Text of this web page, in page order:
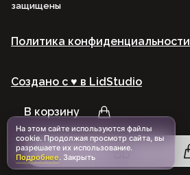
В корзину
защищены
Политика конфиденциальности
Создано с ♥️ в LidStudio
На этом сайте используются файлы
cookie. Продолжая просмотр сайта, вы
разрешаете их использование.
Подробнее. Закрыть